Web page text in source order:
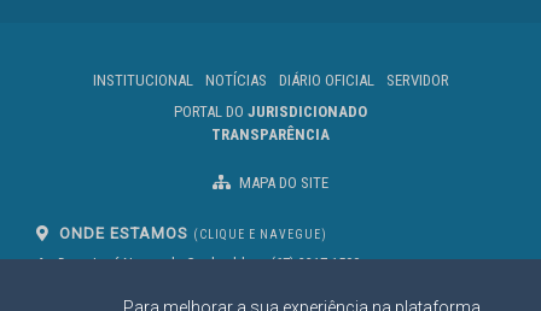
INSTITUCIONAL NOTÍCIAS DIÁRIO OFICIAL
SERVIDOR
PORTAL DO JURISDICIONADO
TRANSPARÊNCIA
MAPA DO SITE
ONDE ESTAMOS (CLIQUE E NAVEGUE)
Av. Des. José Nunes da Cunha, bloco(67) 3317-1500